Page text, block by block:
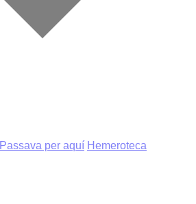
Passava per aquí Hemeroteca